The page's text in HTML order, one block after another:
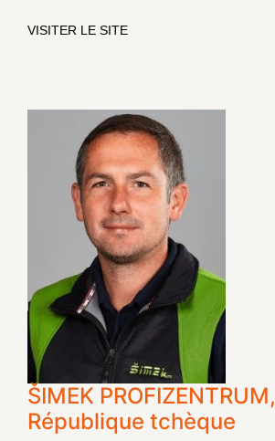
VISITER LE SITE
ŠIMEK PROFIZENTRUM,
République tchèque